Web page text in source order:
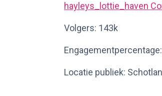
hayleys_lottie_haven
Volgers: 143k
Locatie publiek: